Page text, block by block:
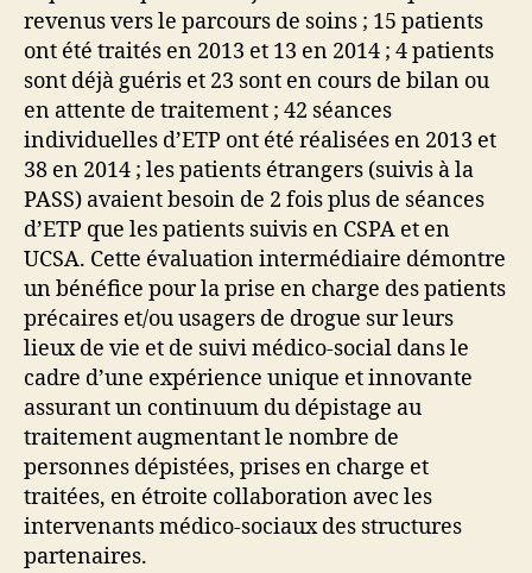
revenus vers le parcours de soins ; 15 patients
ont été traités en 2013 et 13 en 2014 ; 4 patients
sont déjà guéris et 23 sont en cours de bilan ou
en attente de traitement ; 42 séances
individuelles d’ETP ont été réalisées en 2013 et
38 en 2014 ; les patients étrangers (suivis à la
PASS) avaient besoin de 2 fois plus de séances
d’ETP que les patients suivis en CSPA et en
UCSA. Cette évaluation intermédiaire démontre
un bénéfice pour la prise en charge des patients
précaires et/ou usagers de drogue sur leurs
lieux de vie et de suivi médico-social dans le
cadre d’une expérience unique et innovante
assurant un continuum du dépistage au
traitement augmentant le nombre de
personnes dépistées, prises en charge et
traitées, en étroite collaboration avec les
intervenants médico-sociaux des structures
partenaires.